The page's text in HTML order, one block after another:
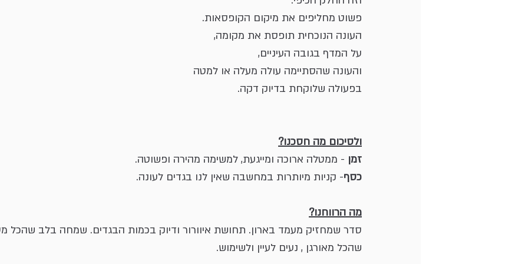
פשוט מחליפים את מיקום הקופסאות.
העונה הנוכחית תופסת את מקומה,
על המדף בגובה העיניים,
והעונה שהסתיימה עולה מעלה או למטה
בפעולה שלוקחת בדיוק דקה.
ולסיכום מה חסכנו?
זמן - ממטלה ארוכה ומייגעת, למשימה מהירה ופשוטה.
כסף- קניות מיותרות במחשבה שאין לנו בגדים לעונה.
מה הרווחנו?
סדר שמחזיק מעמד בארון. תחושת איוורור ודיוק בכמות הבגדים. שמחה בלב שהכל
שהכל מאורגן , נעים לעיין ולשימוש.